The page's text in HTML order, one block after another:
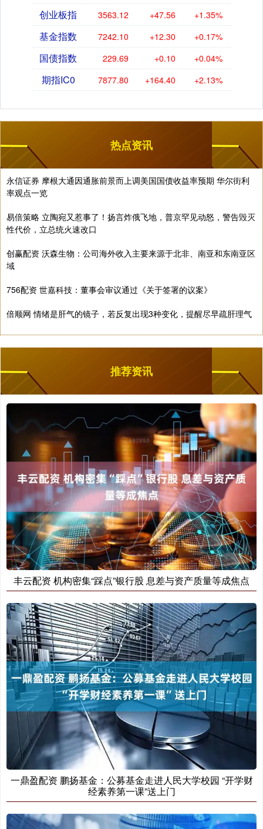
创业板指 3563.12 +47.56 +1.35%
基金指数 7242.10 +12.30 +0.17%
国债指数 229.69 +0.10 +0.04%
期指IC0 7877.80 +164.40 +2.13%
热点资讯
永信证券 摩根大通因通胀前景而上调美国国债收益率预期 华尔街利
率观点一览
易倍策略 立陶宛又惹事了！扬言炸俄飞地，普京罕见动怒，警告毁灭
性代价，立总统火速改口
创赢配资 沃森生物：公司海外收入主要来源于北非、南亚和东南亚区
域
756配资 世嘉科技：董事会审议通过《关于签署的议案》
倍顺网 情绪是肝气的镜子，若反复出现3种变化，提醒尽早疏肝理气
推荐资讯
丰云配资 机构密集“踩点”银行股 息差与资产质量等成焦点
一鼎盈配资 鹏扬基金：公募基金走进人民大学校园 “开学财
经素养第一课”送上门